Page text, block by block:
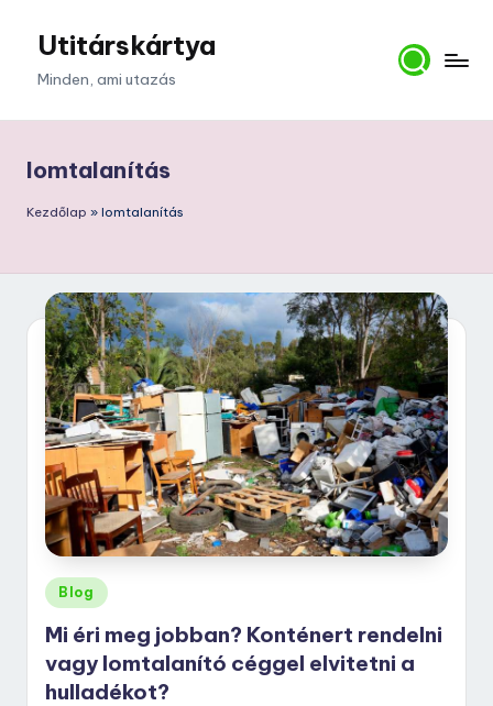
Utitárskártya
Minden, ami utazás
lomtalanítás
Kezdőlap » lomtalanítás
Posted
in
Blog
Mi éri meg jobban? Konténert rendelni
vagy lomtalanító céggel elvitetni a
hulladékot?